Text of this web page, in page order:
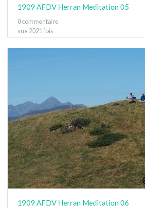
1909 AFDV Herran Meditation 05
0 commentaire
vue 2021 fois
1909 AFDV Herran Meditation 06